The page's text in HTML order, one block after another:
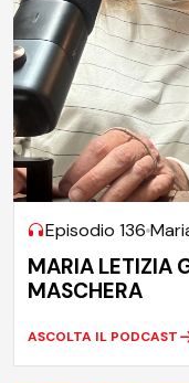
Episodio 136
MARIA LETIZIA
MASCHERA
ASCOLTA IL PODCAST